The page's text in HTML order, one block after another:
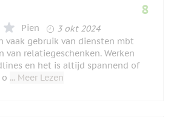
Pien
3 oktober 2024
3 okt 2024
8
vaak gebruik van diensten mbt
van relatiegeschenken. Werken
en het is altijd spannend of
... Meer Lezen